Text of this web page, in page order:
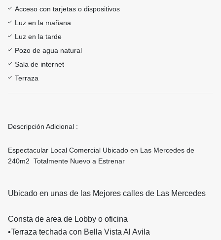
Acceso con tarjetas o dispositivos
Luz en la mañana
Luz en la tarde
Pozo de agua natural
Sala de internet
Terraza
Descripción Adicional :
Espectacular Local Comercial Ubicado en Las Mercedes de
240m2 Totalmente Nuevo a Estrenar
Ubicado en unas de las Mejores calles de Las Mercedes
Consta de area de Lobby o oficina
•Terraza techada con Bella Vista Al Avila